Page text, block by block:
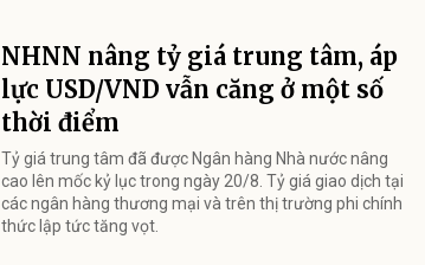
NHNN nâng tỷ giá trung tâm, áp
lực USD/VND vẫn căng ở một số
thời điểm
Tỷ giá trung tâm đã được Ngân hàng Nhà nước nâng
cao lên mốc kỷ lục trong ngày 20/8. Tỷ giá giao dịch tại
các ngân hàng thương mại và trên thị trường phi chính
thức lập tức tăng vọt.